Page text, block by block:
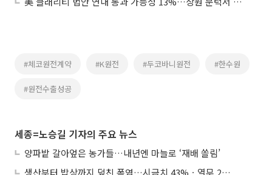
#체코원전계약 #K원전 #두코바니원전 #한수원
#원전수출성공
세종=노승길 기자의 주요 뉴스
양파밭 갈아엎은 농가들…내년엔 마늘로 ‘재배 쏠림’